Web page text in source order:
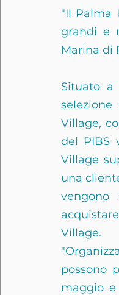
"Il Palma
grandi e
Marina di
Situato
Village,
del PIBS
Village
una
Village.
possono
maggio